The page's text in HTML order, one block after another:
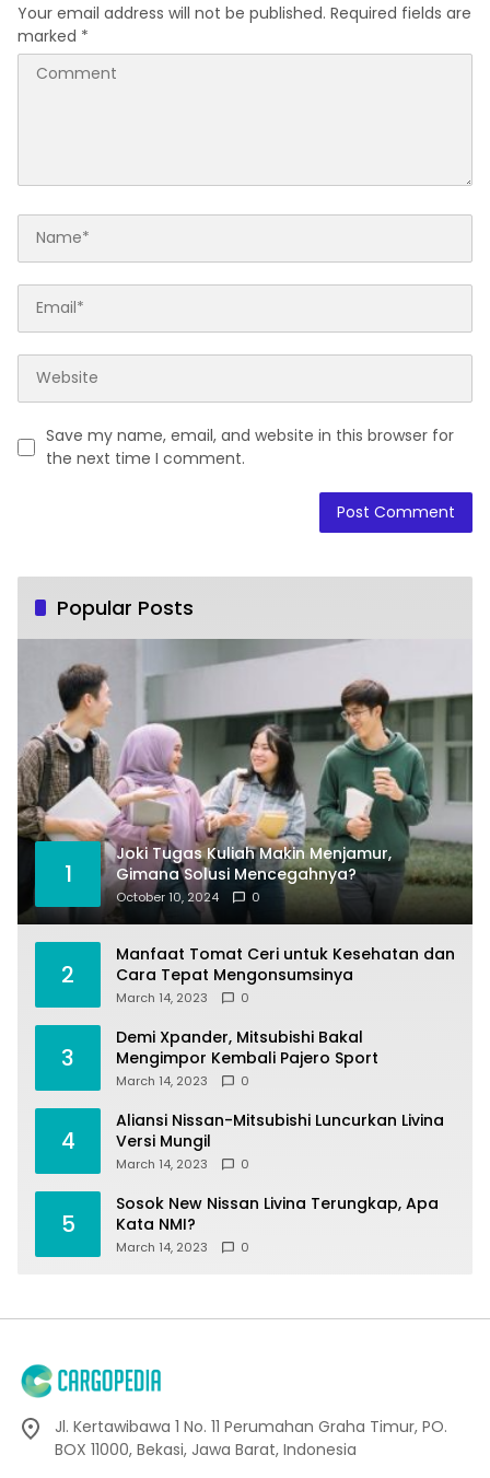
Your email address will not be published. Required fields are
marked *
Save my name, email, and website in this browser for
the next time I comment.
Popular Posts
1
Joki Tugas Kuliah Makin Menjamur,
Gimana Solusi Mencegahnya?
October 10, 2024 0
2
Manfaat Tomat Ceri untuk Kesehatan dan
Cara Tepat Mengonsumsinya
March 14, 2023 0
3
Demi Xpander, Mitsubishi Bakal
Mengimpor Kembali Pajero Sport
March 14, 2023 0
4
Aliansi Nissan-Mitsubishi Luncurkan Livina
Versi Mungil
March 14, 2023 0
5
Sosok New Nissan Livina Terungkap, Apa
Kata NMI?
March 14, 2023 0
Jl. Kertawibawa 1 No. 11 Perumahan Graha Timur, PO.
BOX 11000, Bekasi, Jawa Barat, Indonesia